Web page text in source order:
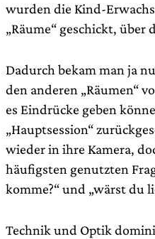
wurden die Kind-
„Räume“ geschickt,
Dadurch bekam man ja
den anderen „Räumen“
es Eindrücke geben
„Hauptsession“
wieder in ihre Kamera,
häufigsten genutzten
komme?“ und „wärst du
Technik und Optik